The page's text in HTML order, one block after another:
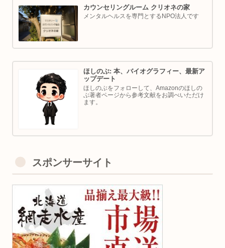
カウンセリングルーム クリオネの家
メンタルヘルスを専門とするNPO法人です
ほしのぶ: 本、バイオグラフィー、最新ア
ップデート
ほしのぶをフォローして、Amazonのほしの
ぶ著者ページから参考文献をお調べいただけ
ます。
スポンサーサイト